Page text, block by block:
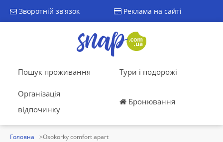
Зворотній зв'язок Реклама на сайті
Пошук проживання Тури і подорожі
Організація
відпочинку
Бронювання
Головна Osokorky comfort apart